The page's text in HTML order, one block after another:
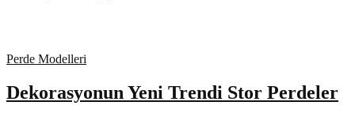
Perde Modelleri
Dekorasyonun Yeni Trendi Stor Perdeler